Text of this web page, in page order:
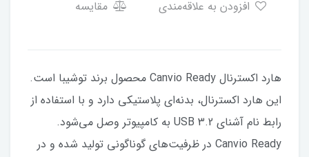
مقایسه
هارد اکسترنال Canvio Ready محصول برند توشیبا است.
این هارد اکسترنال، بدنه‌ای پلاستیکی دارد و با استفاده از
رابط نام آشنای USB 3.2 به کامپیوتر وصل می‌شود.
Canvio Ready در ظرفیت‌های گوناگونی تولید شده و در